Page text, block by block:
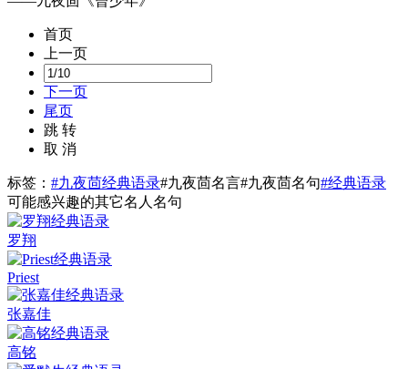
首页
上一页
下一页
尾页
跳 转
取 消
标签： #九夜茴经典语录#九夜茴名言#九夜茴名句#经典语录
可能感兴趣的其它名人名句
罗翔
Priest
张嘉佳
高铭